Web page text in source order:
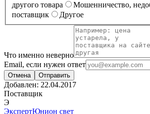
другого товара
Мошенничество,
поставщик
Другое
Что именно неверно
Email, если нужен ответ
Отмена Отправить
Добавлен: 22.04.2017
Поставщик
Э
ЭкспертЮнион свет